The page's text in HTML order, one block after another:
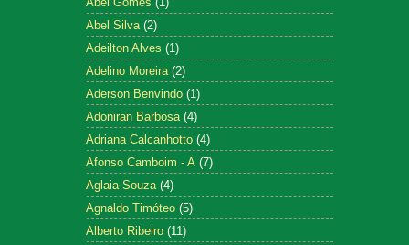
Abel Silva (2)
Adeilton Alves (1)
Adelino Moreira (2)
Aderson Benvindo (1)
Adoniran Barbosa (4)
Adriana Calcanhotto (4)
Afonso Camboim - A (7)
Aglaia Souza (4)
Agnaldo Timóteo (5)
Alberto Ribeiro (11)